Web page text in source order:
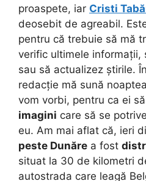
proaspete, iar Cristi
deosebit de agreabil.
pentru că trebuie să mă
verific ultimele informații,
sau să actualizez știrile.
redacție mă sună
vom vorbi, pentru ca ei
imagini care să se
eu. Am mai aflat că, ieri
peste Dunăre a fost
situat la 30 de kilometri
autostrada care leagă